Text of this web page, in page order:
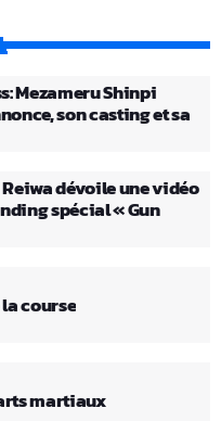
Mezameru Shinpi
son casting et sa
dévoile une vidéo
spécial « Gun
course
martiaux